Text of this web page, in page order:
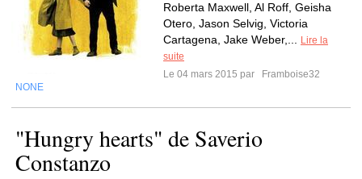
Roberta Maxwell, Al Roff, Geisha
Otero, Jason Selvig, Victoria
Cartagena, Jake Weber,...
Lire la
suite
Le 04 mars 2015 par
Framboise32
NONE
"Hungry hearts" de Saverio
Constanzo